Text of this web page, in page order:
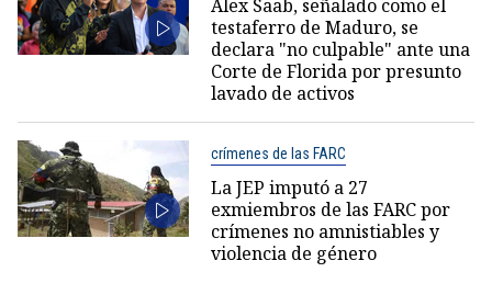
Alex Saab, señalado como el
testaferro de Maduro, se
declara "no culpable" ante una
Corte de Florida por presunto
lavado de activos
crímenes de las FARC
La JEP imputó a 27
exmiembros de las FARC por
crímenes no amnistiables y
violencia de género